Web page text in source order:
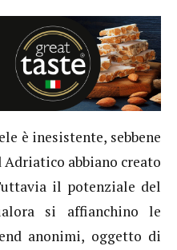
è inesistente, sebbene
Adriatico abbiano creato
il potenziale del
si affianchino le
anonimi, oggetto di